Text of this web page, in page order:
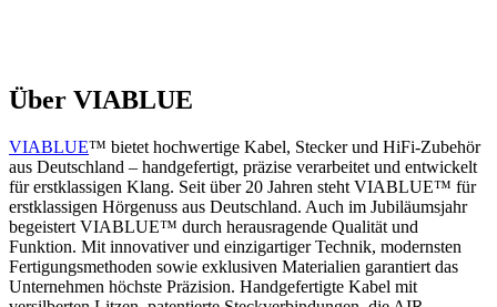
Über VIABLUE
VIABLUE™ bietet hochwertige Kabel, Stecker und HiFi-Zubehör
aus Deutschland – handgefertigt, präzise verarbeitet und entwickelt
für erstklassigen Klang. Seit über 20 Jahren steht VIABLUE™ für
erstklassigen Hörgenuss aus Deutschland. Auch im Jubiläumsjahr
begeistert VIABLUE™ durch herausragende Qualität und
Funktion. Mit innovativer und einzigartiger Technik, modernsten
Fertigungsmethoden sowie exklusiven Materialien garantiert das
Unternehmen höchste Präzision. Handgefertigte Kabel mit